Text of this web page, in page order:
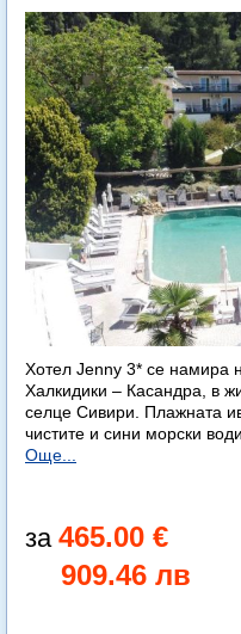
Хотел Jenny 3* се намира
Халкидики – Касандра, в
селце Сивири. Плажната
чистите и сини морски
Още...
465.00 €
909.46 лв